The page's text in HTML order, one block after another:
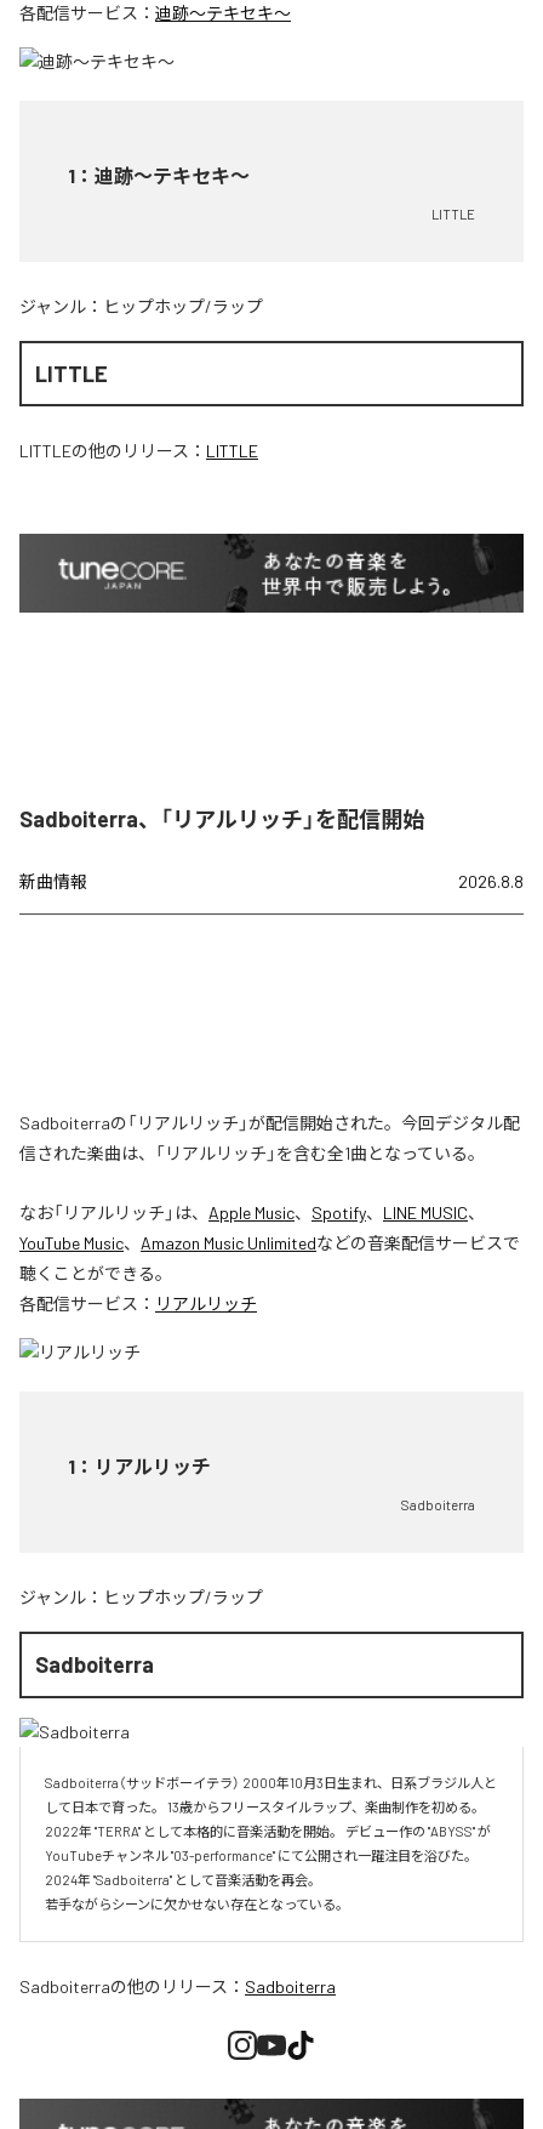
各配信サービス： 迪跡〜テキセキ〜
1 ： 迪跡〜テキセキ〜
LITTLE
ジャンル： ヒップホップ/ラップ
LITTLE
LITTLEの他のリリース： LITTLE
Sadboiterra、「リアルリッチ」を配信開始
新曲情報 2026.8.8
Sadboiterraの「リアルリッチ」が配信開始された。今回デジタル配
信された楽曲は、「リアルリッチ」を含む全1曲となっている。
なお「リアルリッチ 」は、 Apple Music、 Spotify、 LINE MUSIC、
YouTube Music、 Amazon Music Unlimitedなどの音楽配信サービスで
聴くことができる。
各配信サービス： リアルリッチ
1 ： リアルリッチ
Sadboiterra
ジャンル： ヒップホップ/ラップ
Sadboiterra
Sadboiterra（サッドボーイテラ） 2000年10月3日生まれ、日系ブラジル人と
して日本で育った。 13歳からフリースタイルラップ、楽曲制作を初める。
2022年 "TERRA" として本格的に音楽活動を開始。 デビュー作の "ABYSS" が
YouTubeチャンネル "03-performance" にて公開され一躍注目を浴びた。
2024年 "Sadboiterra" として音楽活動を再会。
若手ながらシーンに欠かせない存在となっている。
Sadboiterraの他のリリース： Sadboiterra